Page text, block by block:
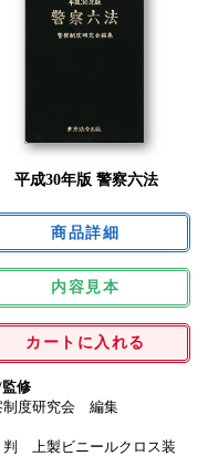
平成30年版 警察六法
内容見本
カートに入れる
修
制度研究会 編集
判 上製ビニールクロス装